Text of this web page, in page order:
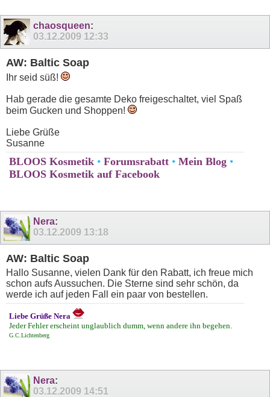
chaosqueen:
03.12.2009 12:33
AW: Baltic Soap
Ihr seid süß!
Hab gerade die gesamte Deko freigeschaltet, viel Spaß
beim Gucken und Shoppen!
Liebe Grüße
Susanne
BLOOS Kosmetik • Forumsrabatt • Mein Blog •
BLOOS Kosmetik auf Facebook
Nera:
03.12.2009 13:18
AW: Baltic Soap
Hallo Susanne, vielen Dank für den Rabatt, ich freue mich
schon aufs Aussuchen. Die Sterne sind sehr schön, da
werde ich auf jeden Fall ein paar von bestellen.
Liebe Grüße Nera
Jeder Fehler erscheint unglaublich dumm, wenn andere ihn begehen.
G.C.Lichtenberg
Nera:
03.12.2009 14:51